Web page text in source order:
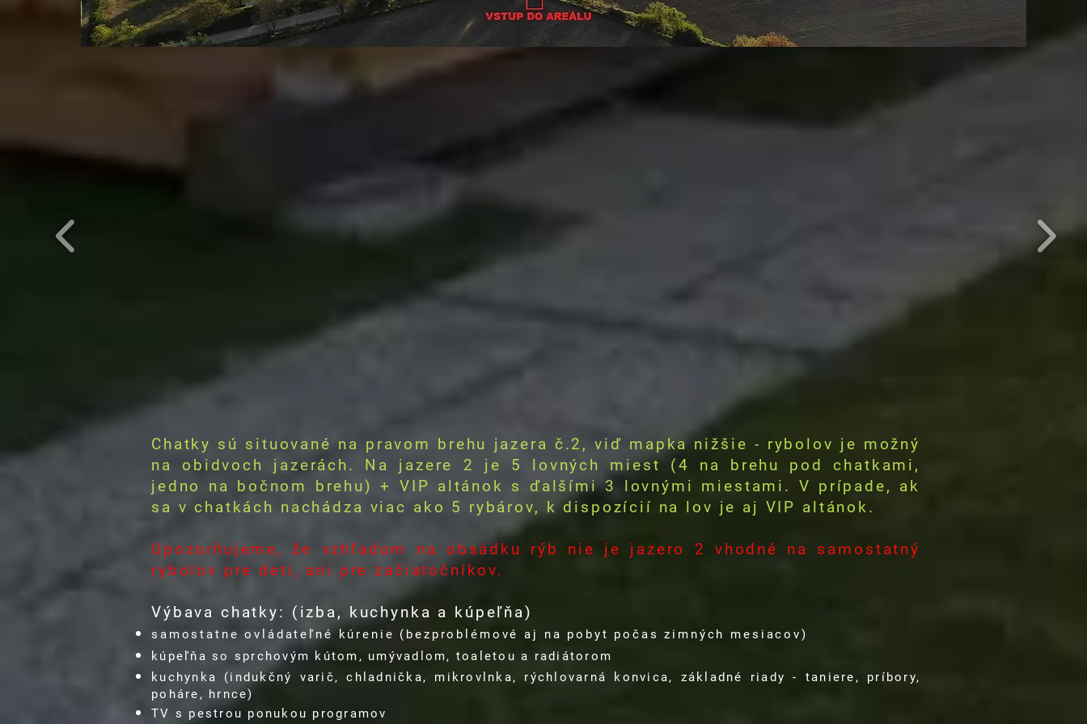
Chatky sú situované na pravom brehu jazera č.2, viď mapka nižšie - rybolov je možný
na obidvoch jazerách. Na jazere 2 je 5 lovných miest (4 na brehu pod chatkami,
jedno na bočnom brehu) + VIP altánok s ďalšími 3 lovnými miestami. V prípade, ak
sa v chatkách nachádza viac ako 5 rybárov, k dispozícií na lov je aj VIP altánok.
Upozorňujeme, že vzhľadom na obsádku rýb nie je jazero 2 vhodné na samostatný
rybolov pre deti, ani pre začiatočníkov.
Výbava chatky: (izba, kuchynka a kúpeľňa)
samostatne ovládateľné kúrenie (bezproblémové aj na pobyt počas zimných mesiacov)
kúpeľňa so sprchovým kútom, umývadlom, toaletou a radiátorom
kuchynka (indukčný varič, chladnička, mikrovlnka, rýchlovarná konvica, základné riady - taniere, príbory,
poháre, hrnce)
TV s pestrou ponukou programov